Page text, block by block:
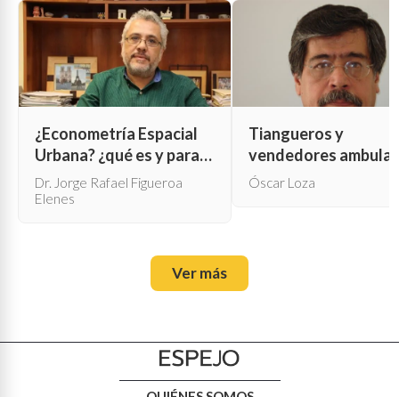
¿Econometría Espacial
Urbana? ¿qué es y para
qué sirve?
Dr. Jorge Rafael Figueroa
Elenes
Tiangueros y
vendedores
Óscar Loza
Ver más